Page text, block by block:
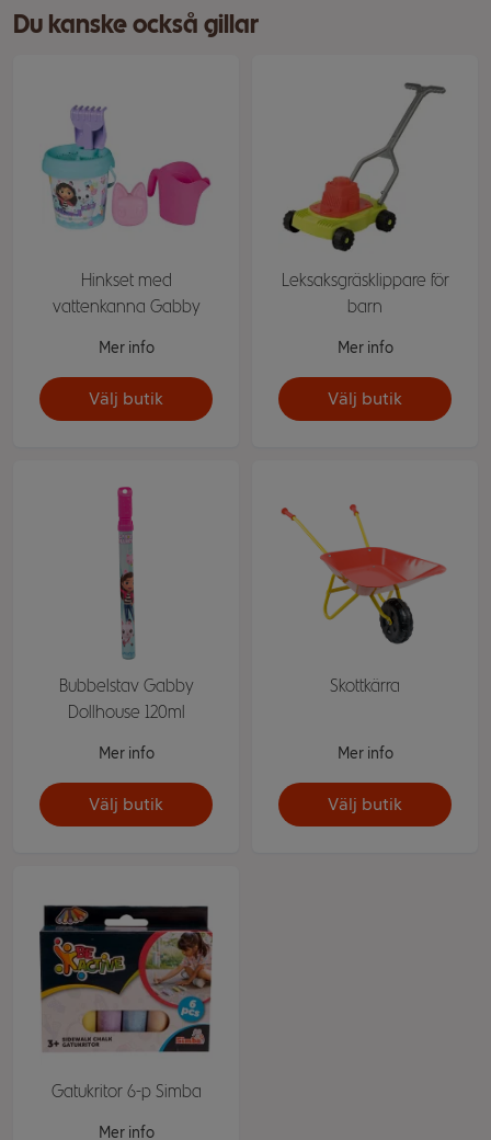
Du kanske också gillar
Hinkset med
vattenkanna Gabby
Mer info
Välj butik
Leksaksgräsklippare för
barn
Mer info
Välj butik
Bubbelstav Gabby
Dollhouse 120ml
Mer info
Välj butik
Skottkärra
Mer info
Välj butik
Gatukritor 6-p Simba
Mer info